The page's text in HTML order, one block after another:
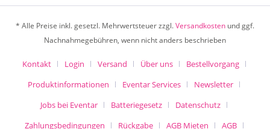
* Alle Preise inkl. gesetzl. Mehrwertsteuer zzgl.Versandkosten und ggf.
Nachnahmegebühren, wenn nicht anders beschrieben
Kontakt Login Versand Über uns
Bestellvorgang
Produktinformationen
Eventar Services
Newsletter
Jobs bei Eventar
Batteriegesetz
Datenschutz
Zahlungsbedingungen
Rückgabe AGB Mieten AGB